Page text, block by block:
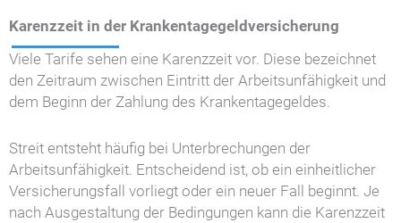
Karenzzeit in der Krankentagegeldversicherung
Viele Tarife sehen eine Karenzzeit vor. Diese bezeichnet
den Zeitraum zwischen Eintritt der Arbeitsunfähigkeit und
dem Beginn der Zahlung des Krankentagegeldes.
Streit entsteht häufig bei Unterbrechungen der
Arbeitsunfähigkeit. Entscheidend ist, ob ein einheitlicher
Versicherungsfall vorliegt oder ein neuer Fall beginnt. Je
nach Ausgestaltung der Bedingungen kann die Karenzzeit